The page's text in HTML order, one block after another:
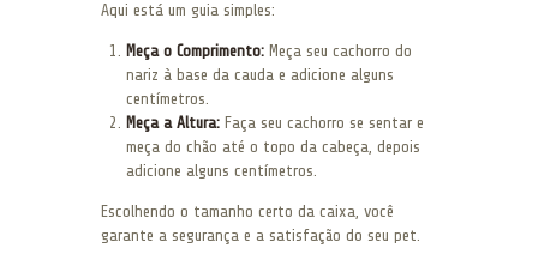
Aqui está um guia simples:
Meça o Comprimento: Meça seu cachorro do
nariz à base da cauda e adicione alguns
centímetros.
Meça a Altura: Faça seu cachorro se sentar e
meça do chão até o topo da cabeça, depois
adicione alguns centímetros.
Escolhendo o tamanho certo da caixa, você
garante a segurança e a satisfação do seu pet.